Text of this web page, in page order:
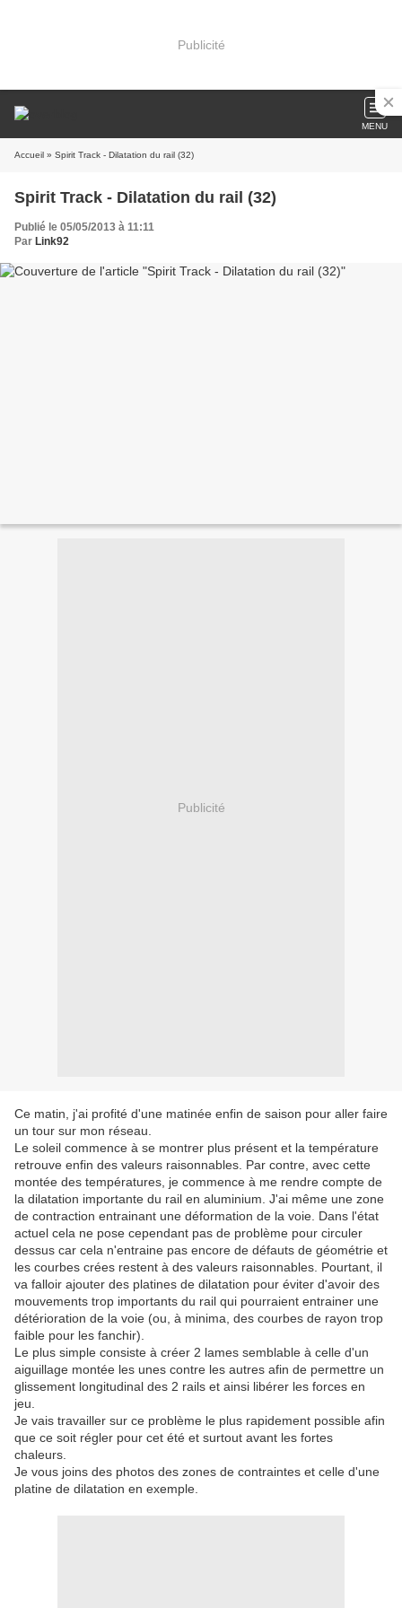
Publicité
MENU
Accueil » Spirit Track - Dilatation du rail (32)
Spirit Track - Dilatation du rail (32)
Publié le 05/05/2013 à 11:11
Par Link92
Publicité
Ce matin, j'ai profité d'une matinée enfin de saison pour aller faire
un tour sur mon réseau.
Le soleil commence à se montrer plus présent et la température
retrouve enfin des valeurs raisonnables. Par contre, avec cette
montée des températures, je commence à me rendre compte de
la dilatation importante du rail en aluminium. J'ai même une zone
de contraction entrainant une déformation de la voie. Dans l'état
actuel cela ne pose cependant pas de problème pour circuler
dessus car cela n'entraine pas encore de défauts de géométrie et
les courbes crées restent à des valeurs raisonnables. Pourtant, il
va falloir ajouter des platines de dilatation pour éviter d'avoir des
mouvements trop importants du rail qui pourraient entrainer une
détérioration de la voie (ou, à minima, des courbes de rayon trop
faible pour les fanchir).
Le plus simple consiste à créer 2 lames semblable à celle d'un
aiguillage montée les unes contre les autres afin de permettre un
glissement longitudinal des 2 rails et ainsi libérer les forces en
jeu.
Je vais travailler sur ce problème le plus rapidement possible afin
que ce soit régler pour cet été et surtout avant les fortes
chaleurs.
Je vous joins des photos des zones de contraintes et celle d'une
platine de dilatation en exemple.